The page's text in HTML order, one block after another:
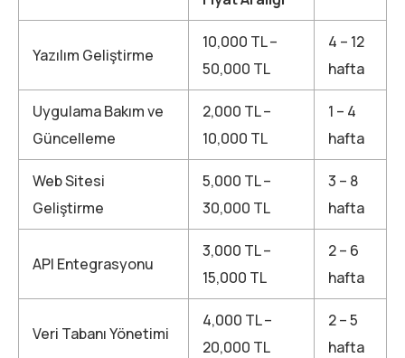
Yazılım Geliştirme
10,000 TL –
50,000 TL
4 – 12
hafta
Uygulama Bakım ve
Güncelleme
2,000 TL –
10,000 TL
1 – 4
hafta
Web Sitesi
Geliştirme
5,000 TL –
30,000 TL
3 – 8
hafta
API Entegrasyonu
3,000 TL –
15,000 TL
2 – 6
hafta
Veri Tabanı Yönetimi
4,000 TL –
20,000 TL
2 – 5
hafta